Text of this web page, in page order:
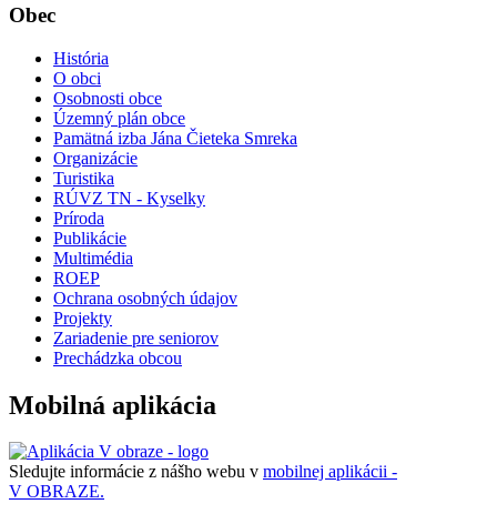
Obec
História
O obci
Osobnosti obce
Územný plán obce
Pamätná izba Jána Čieteka Smreka
Organizácie
Turistika
RÚVZ TN - Kyselky
Príroda
Publikácie
Multimédia
ROEP
Ochrana osobných údajov
Projekty
Zariadenie pre seniorov
Prechádzka obcou
Mobilná aplikácia
Sledujte informácie z nášho webu v mobilnej aplikácii -
V OBRAZE.